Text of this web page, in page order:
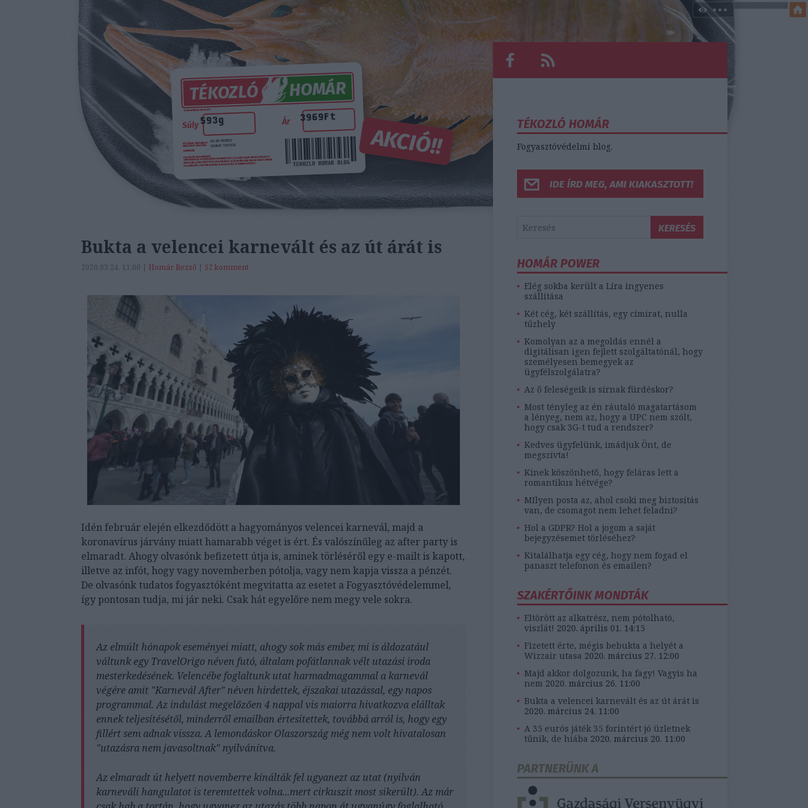
Bukta a velencei karnevált és az út árát is
2020.03.24. 11:00 | Homár Rezső | 52 komment
Idén február elején elkezdődött a hagyományos velencei karnevál, majd a
koronavírus járvány miatt hamarabb véget is ért. És valószínűleg az after party is
elmaradt. Ahogy olvasónk befizetett útja is, aminek törléséről egy e-mailt is kapott,
illetve az infót, hogy vagy novemberben pótolja, vagy nem kapja vissza a pénzét.
De olvasónk tudatos fogyasztóként megvitatta az esetet a Fogyasztóvédelemmel,
így pontosan tudja, mi jár neki. Csak hát egyelőre nem megy vele sokra.
Az elmúlt hónapok eseményei miatt, ahogy sok más ember, mi is áldozatául
váltunk egy TravelOrigo néven futó, általam pofátlannak vélt utazási iroda
mesterkedésének. Velencébe foglaltunk utat harmadmagammal a karnevál
végére amit "Karnevál After" néven hirdettek, éjszakai utazással, egy napos
programmal. Az indulást megelőzően 4 nappal vis maiorra hivatkozva elálltak
ennek teljesítésétől, minderről emailban értesítettek, továbbá arról is, hogy egy
fillért sem adnak vissza. A lemondáskor Olaszország még nem volt hivatalosan
"utazásra nem javasoltnak" nyilvánítva.
Az elmaradt út helyett novemberre kínálták fel ugyanezt az utat (nyilván
karneváli hangulatot is teremtettek volna...mert cirkuszit most sikerült). Az már
TÉKOZLÓ HOMÁR
Fogyasztóvédelmi blog.
IDE ÍRD MEG, AMI KIAKASZTOTT!
HOMÁR POWER
Elég sokba került a Líra ingyenes
szállítása
Két cég, két szállítás, egy címirat, nulla
tűzhely
Komolyan az a megoldás ennél a
digitálisan igen fejlett szolgáltatónál, hogy
személyesen bemegyek az
ügyfélszolgálatra?
Az ő feleségeik is sírnak fürdéskor?
Most tényleg az én ráutaló magatartásom
a lényeg, nem az, hogy a UPC nem szólt,
hogy csak 3G-t tud a rendszer?
Kedves ügyfelünk, imádjuk Önt, de
megszívta!
Kinek köszönhető, hogy feláras lett a
romantikus hétvége?
MIlyen posta az, ahol csoki meg biztosítás
van, de csomagot nem lehet feladni?
Hol a GDPR? Hol a jogom a saját
bejegyzésemet törléséhez?
Kitalálhatja egy cég, hogy nem fogad el
panaszt telefonon és emailen?
SZAKÉRTŐINK MONDTÁK
Eltörött az alkatrész, nem pótolható,
viszlát! 2020. április 01. 14:15
Fizetett érte, mégis bebukta a helyét a
Wizzair utasa 2020. március 27. 12:00
Majd akkor dolgozunk, ha fagy! Vagyis ha
nem 2020. március 26. 11:00
Bukta a velencei karnevált és az út árát is
2020. március 24. 11:00
A 35 eurós játék 35 forintért jó üzletnek
tűnik, de hiába 2020. március 20. 11:00
PARTNERÜNK A